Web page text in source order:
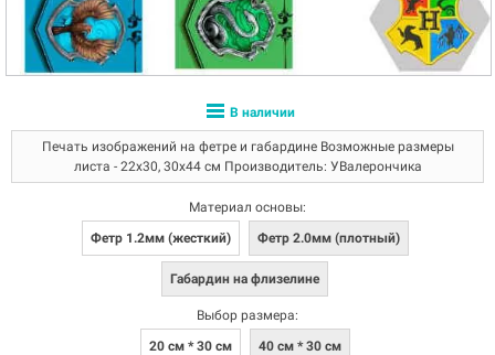
В наличии
Печать изображений на фетре и габардине Возможные размеры
листа - 22х30, 30х44 см Производитель: УВалерончика
Материал основы:
Фетр 1.2мм (жесткий)
Фетр 2.0мм (плотный)
Габардин на флизелине
Выбор размера:
20 см * 30 см
40 см * 30 см